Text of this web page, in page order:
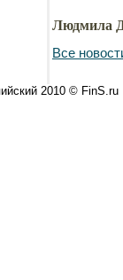
Людмила
Все
2010 © FinS.ru